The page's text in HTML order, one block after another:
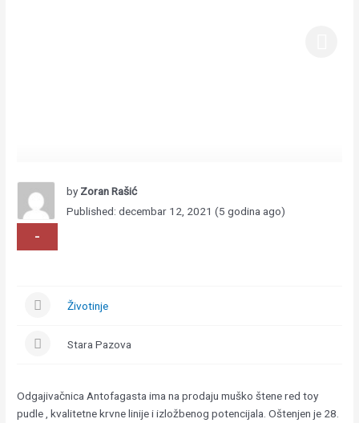
by Zoran Rašić
Published: decembar 12, 2021 (5 godina ago)
-
Životinje
Stara Pazova
Odgajivačnica Antofagasta ima na prodaju muško štene red toy
pudle , kvalitetne krvne linije i izložbenog potencijala. Oštenjen je 28.